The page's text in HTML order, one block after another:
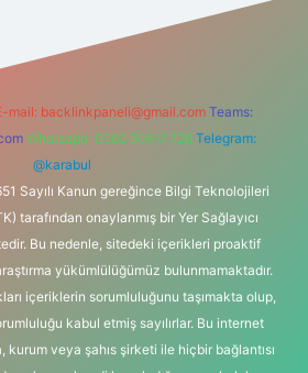
mail: backlinkpaneli@gmail.com Teams:
Whatsapp: 0262 606 0 726 Telegram:
@karabul
Sayılı Kanun gereğince Bilgi Teknolojileri
tarafından onaylanmış bir Yer Sağlayıcı
Bu nedenle, sitedeki içerikleri proaktif
yükümlülüğümüz bulunmamaktadır.
içeriklerin sorumluluğunu taşımakta olup,
kabul etmiş sayılırlar. Bu internet
kurum veya şahıs şirketi ile hiçbir bağlantısı